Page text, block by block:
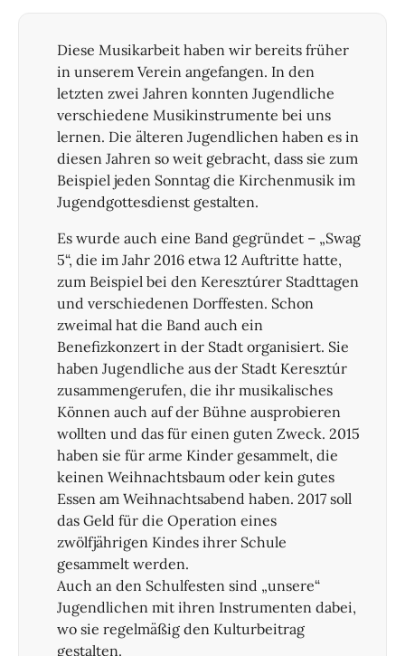
Diese Musikarbeit haben wir bereits früher
in unserem Verein angefangen. In den
letzten zwei Jahren konnten Jugendliche
verschiedene Musikinstrumente bei uns
lernen. Die älteren Jugendlichen haben es in
diesen Jahren so weit gebracht, dass sie zum
Beispiel jeden Sonntag die Kirchenmusik im
Jugendgottesdienst gestalten.
Es wurde auch eine Band gegründet – „Swag
5“, die im Jahr 2016 etwa 12 Auftritte hatte,
zum Beispiel bei den Keresztúrer Stadttagen
und verschiedenen Dorffesten. Schon
zweimal hat die Band auch ein
Benefizkonzert in der Stadt organisiert. Sie
haben Jugendliche aus der Stadt Keresztúr
zusammengerufen, die ihr musikalisches
Können auch auf der Bühne ausprobieren
wollten und das für einen guten Zweck. 2015
haben sie für arme Kinder gesammelt, die
keinen Weihnachtsbaum oder kein gutes
Essen am Weihnachtsabend haben. 2017 soll
das Geld für die Operation eines
zwölfjährigen Kindes ihrer Schule
gesammelt werden.
Auch an den Schulfesten sind „unsere“
Jugendlichen mit ihren Instrumenten dabei,
wo sie regelmäßig den Kulturbeitrag
gestalten.